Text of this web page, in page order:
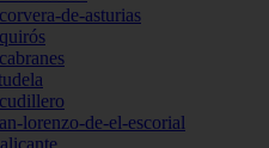
de-asturias
lorenzo-de-el-escorial